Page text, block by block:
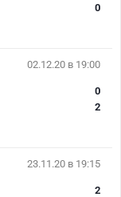
0
02.12.20 в 19:00
0
2
23.11.20 в 19:15
2